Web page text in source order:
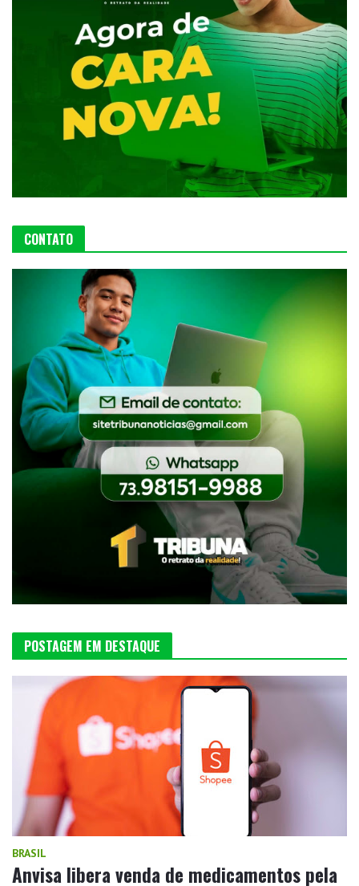
CONTATO
POSTAGEM EM DESTAQUE
BRASIL
Anvisa libera venda de medicamentos pela